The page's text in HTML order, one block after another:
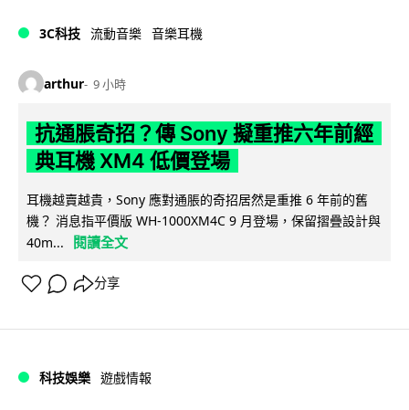
3C科技 流動音樂 音樂耳機
arthur 9 小時
抗通脹奇招？傳 Sony 擬重推六年前經
典耳機 XM4 低價登場
耳機越賣越貴，Sony 應對通脹的奇招居然是重推 6 年前的舊
機？ 消息指平價版 WH-1000XM4C 9 月登場，保留摺疊設計與
40m...
閱讀全文
分享
科技娛樂 遊戲情報